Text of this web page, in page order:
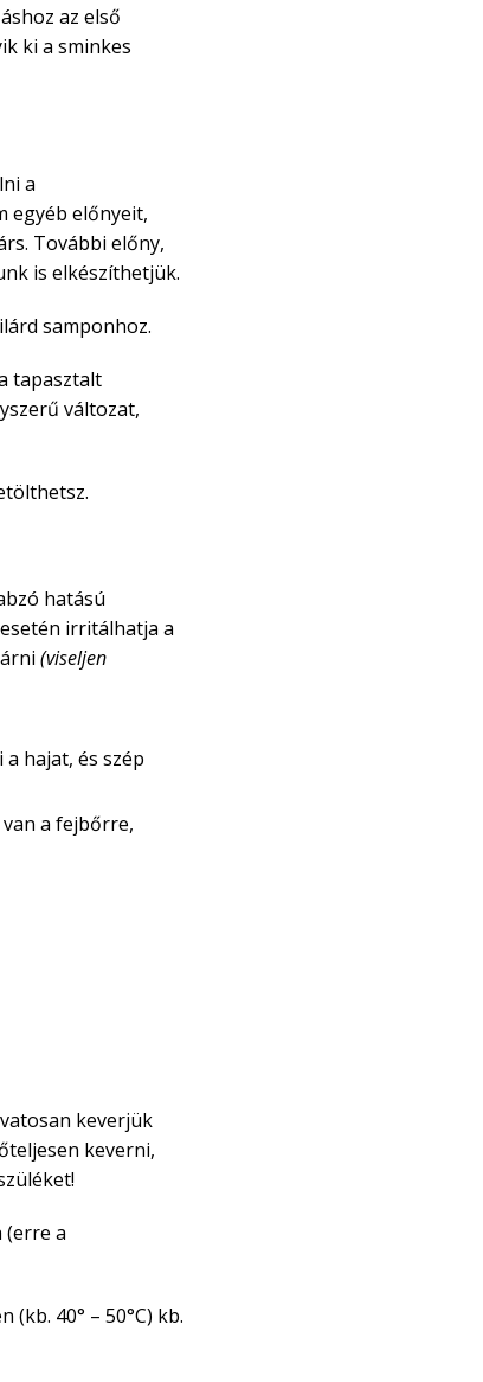
az első
ki a sminkes
a
egyéb előnyeit,
További előny,
is elkészíthetjük.
samponhoz.
tapasztalt
változat,
hatású
irritálhatja a
(viseljen
hajat, és szép
a fejbőrre,
keverjük
keverni,
a
40° – 50°C) kb.